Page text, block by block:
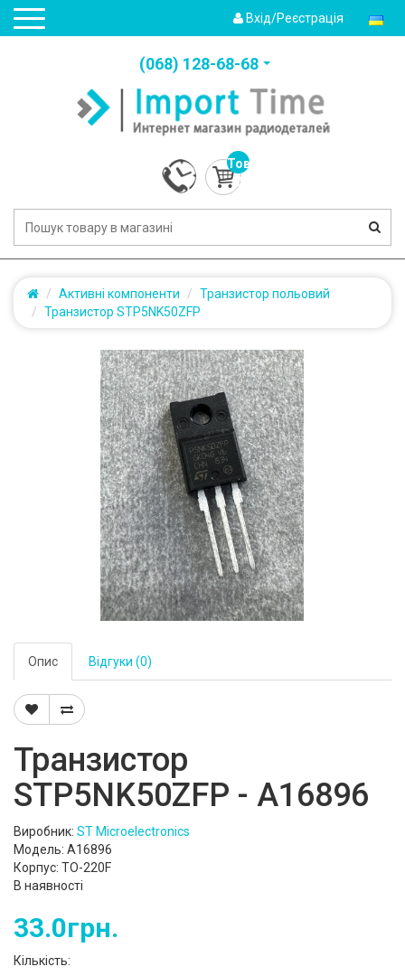
Вхід/Реєстрація
(‎068) 128-68-68
Товарів:
0
(0.0грн.)
Активні компоненти
Транзистор польовий
Транзистор STP5NK50ZFP
Опис Відгуки (0)
Транзистор
STP5NK50ZFP - A16896
Виробник: ST Microelectronics
Модель: A16896
Корпус: TO-220F
В наявності
33.0грн.
Кількість: